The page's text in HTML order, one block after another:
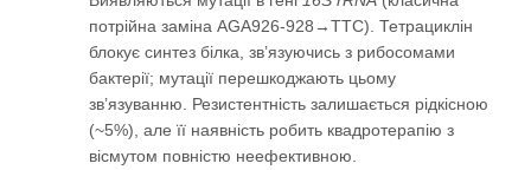
потрійна заміна AGA926-928→TTC). Тетрациклін
блокує синтез білка, зв’язуючись з рибосомами
бактерії; мутації перешкоджають цьому
зв’язуванню. Резистентність залишається рідкісною
(~5%), але її наявність робить квадротерапію з
вісмутом повністю неефективною.